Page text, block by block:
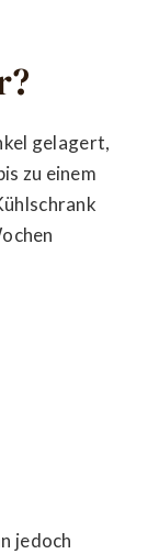
gelagert,
zu einem
jedoch